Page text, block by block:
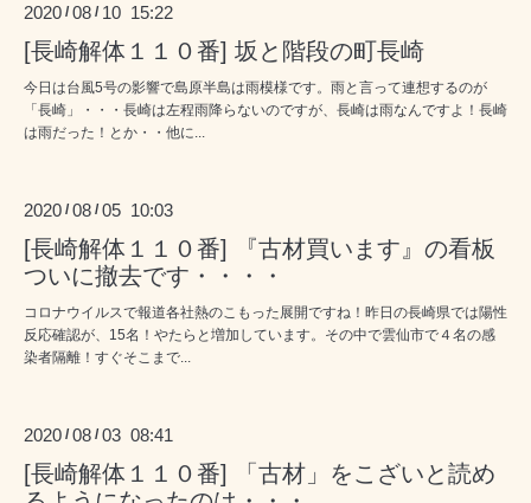
2020 /08 / 10 15:22
[長崎解体１１０番] 坂と階段の町長崎
今日は台風5号の影響で島原半島は雨模様です。雨と言って連想するのが
「長崎」・・・長崎は左程雨降らないのですが、長崎は雨なんですよ！長崎
は雨だった！とか・・他に...
2020 /08 /05 10:03
[長崎解体１１０番] 『古材買います』の看板
ついに撤去です・・・・
コロナウイルスで報道各社熱のこもった展開ですね！昨日の長崎県では陽性
反応確認が、15名！やたらと増加しています。その中で雲仙市で４名の感
染者隔離！すぐそこまで...
2020 /08 /03 08:41
[長崎解体１１０番] 「古材」をこざいと読め